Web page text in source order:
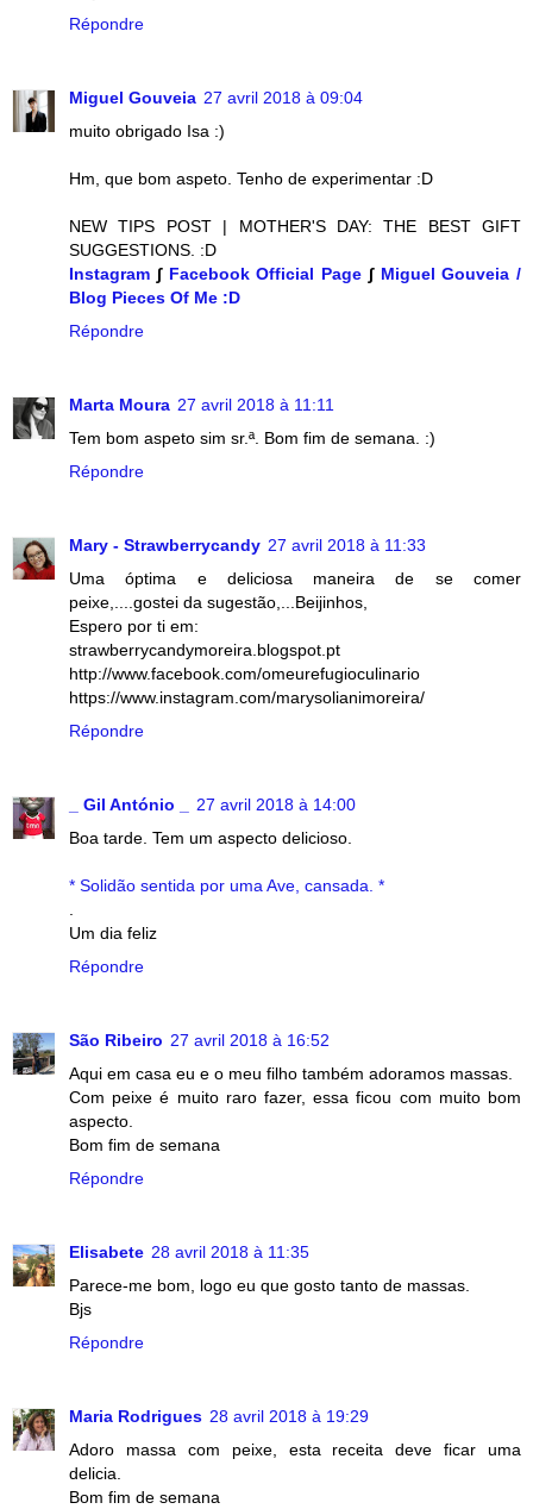
Répondre
Miguel Gouveia 27 avril 2018 à 09:04
muito obrigado Isa :)
Hm, que bom aspeto. Tenho de experimentar :D
NEW TIPS POST | MOTHER'S DAY: THE BEST GIFT
SUGGESTIONS. :D
Instagram ∫ Facebook Official Page ∫ Miguel Gouveia /
Blog Pieces Of Me :D
Répondre
Marta Moura 27 avril 2018 à 11:11
Tem bom aspeto sim sr.ª. Bom fim de semana. :)
Répondre
Mary - Strawberrycandy 27 avril 2018 à 11:33
Uma óptima e deliciosa maneira de se comer
peixe,....gostei da sugestão,...Beijinhos,
Espero por ti em:
strawberrycandymoreira.blogspot.pt
http://www.facebook.com/omeurefugioculinario
https://www.instagram.com/marysolianimoreira/
Répondre
_ Gil António _
27 avril 2018 à 14:00
Boa tarde. Tem um aspecto delicioso.
* Solidão sentida por uma Ave, cansada. *
Um dia feliz
Répondre
São Ribeiro 27 avril 2018 à 16:52
Aqui em casa eu e o meu filho também adoramos massas.
Com peixe é muito raro fazer, essa ficou com muito bom
aspecto.
Bom fim de semana
Répondre
Elisabete 28 avril 2018 à 11:35
Parece-me bom, logo eu que gosto tanto de massas.
Bjs
Répondre
Maria Rodrigues 28 avril 2018 à 19:29
Adoro massa com peixe, esta receita deve ficar uma
delicia.
Bom fim de semana